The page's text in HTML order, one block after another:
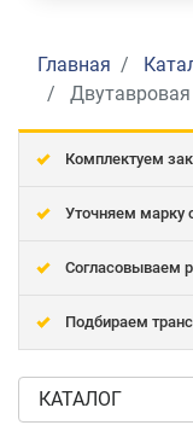
Главная
Комплектуем
Уточняем марку
Согласовываем
Подбираем
КАТАЛОГ